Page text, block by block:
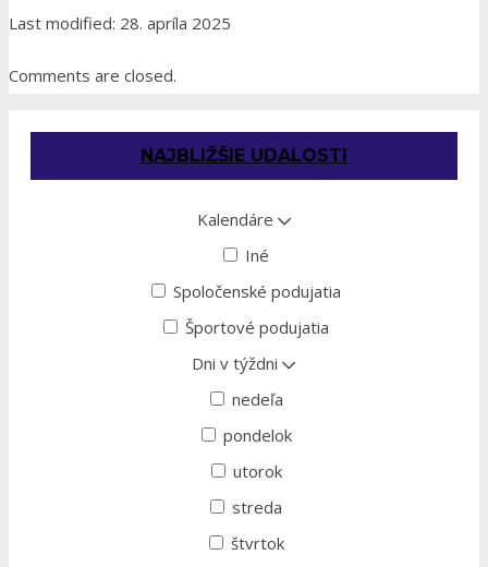
Last modified: 28. apríla 2025
Comments are closed.
NAJBLIŽŠIE UDALOSTI
Kalendáre
Iné
Spoločenské podujatia
Športové podujatia
Dni v týždni
nedeľa
pondelok
utorok
streda
štvrtok